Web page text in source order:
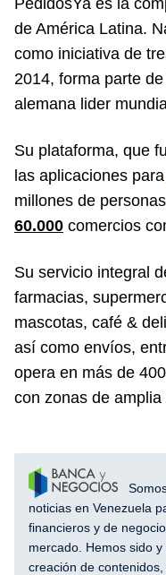
de América Latina.
como iniciativa de
2014, forma parte
alemana lider
Su plataforma, que
las aplicaciones para
millones de
60.000 comercios
Su servicio integral
farmacias,
mascotas, café &
así como envíos,
opera en más de
con zonas de amplia
noticias en Venezuela
financieros y de
mercado. Hemos sido
creación de